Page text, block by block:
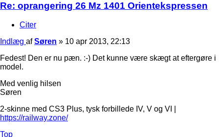
Re: oprangering 26 Mz 1401 Orientekspressen
Citer
Indlæg afSøren » 10 apr 2013, 22:13
Fedest! Den er nu pæn. :-) Det kunne være skægt at eftergøre i
model.
Med venlig hilsen
Søren
2-skinne med CS3 Plus, tysk forbillede IV, V og VI |
https://railway.zone/
Top